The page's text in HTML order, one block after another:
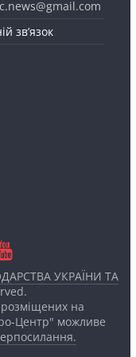
зв’язок
УКРАЇНИ ТА
розміщених на
Центр" можливе